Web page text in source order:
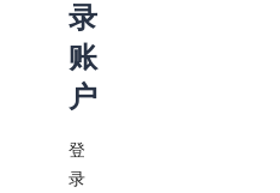
录
账
户
登
录